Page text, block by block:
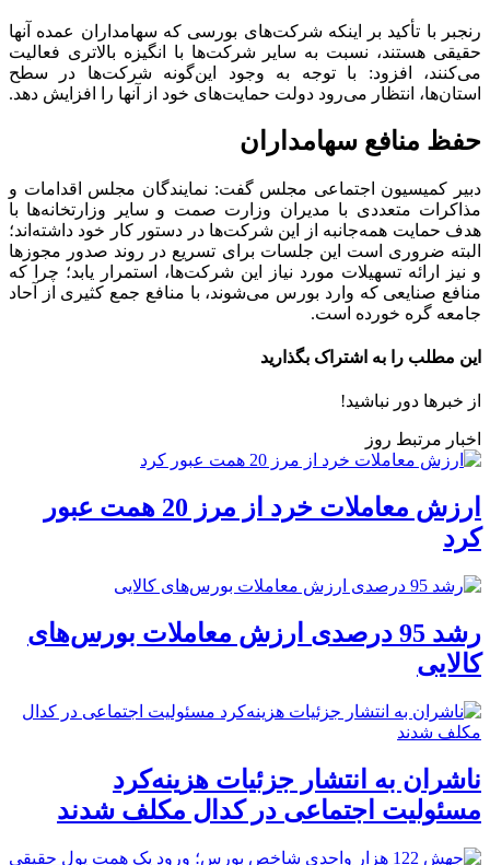
رنجبر با تأکید بر اینکه شرکت‌های بورسی که سهامداران عمده آنها
حقیقی هستند، نسبت به سایر شرکت‌ها با انگیزه بالاتری فعالیت
می‌کنند، افزود: با توجه به وجود این‌گونه شرکت‌ها در سطح
استان‌ها، انتظار می‌رود دولت حمایت‌های خود از آنها را افزایش دهد.
حفظ منافع سهامداران
دبیر کمیسیون اجتماعی مجلس گفت: نمایندگان مجلس اقدامات و
مذاکرات متعددی با مدیران وزارت صمت و سایر وزارتخانه‌ها با
هدف حمایت همه‌جانبه از این شرکت‌ها در دستور کار خود داشته‌اند؛
البته ضروری است این جلسات برای تسریع در روند صدور مجوز‌ها
و نیز ارائه تسهیلات مورد نیاز این شرکت‌ها، استمرار یابد؛ چرا که
منافع صنایعی که وارد بورس می‌شوند، با منافع جمع کثیری از آحاد
جامعه گره خورده است.
این مطلب را به اشتراک بگذارید
از خبرها دور نباشید!
اخبار مرتبط روز
ارزش معاملات خرد از مرز 20 همت عبور
کرد
رشد 95 درصدی ارزش معاملات بورس‌های
کالایی
ناشران به انتشار جزئیات هزینه‌کرد
مسئولیت اجتماعی در کدال مکلف شدند